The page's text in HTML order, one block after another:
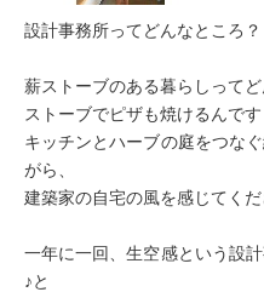
設計事務所ってどんなところ？
薪ストーブのある暮らしってど
ストーブでピザも焼けるんです
キッチンとハーブの庭をつな
がら、
建築家の自宅の風を感じてくだ
一年に一回、生空感という設
♪と